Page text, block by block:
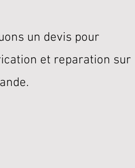
un devis pour
et reparation sur